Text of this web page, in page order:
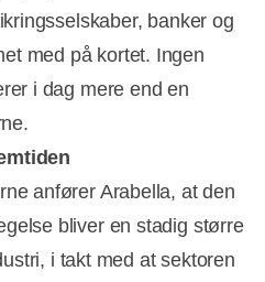
banker og
med på kortet. Ingen
i dag mere end en
anfører Arabella, at den
bliver en stadig større
i takt med at sektoren